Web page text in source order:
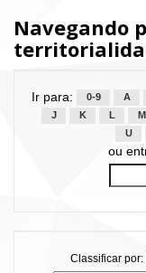
Navegando
Ir para: 0-9 A
J
K L M
U
ou
Classificar por: